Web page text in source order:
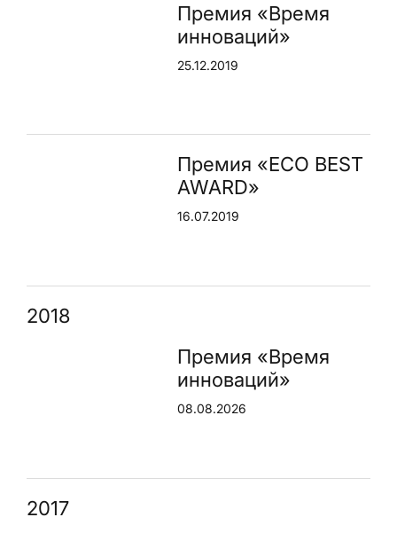
Премия «Время
инноваций»
25.12.2019
Премия «ECO BEST
AWARD»
16.07.2019
2018
Премия «Время
инноваций»
08.08.2026
2017